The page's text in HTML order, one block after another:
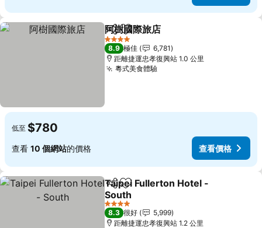
分享 放到收藏夾
阿樹國際旅店
4 星級
8.9 極佳
6,781
距離捷運忠孝復興站 1.0 公里
粵式美食體驗
低至 $780
查看 10 個網站的價格 查看價格
分享 放到收藏夾
Taipei Fullerton Hotel -
South
4 星級
8.3 很好
5,999
距離捷運忠孝復興站 1.2 公里